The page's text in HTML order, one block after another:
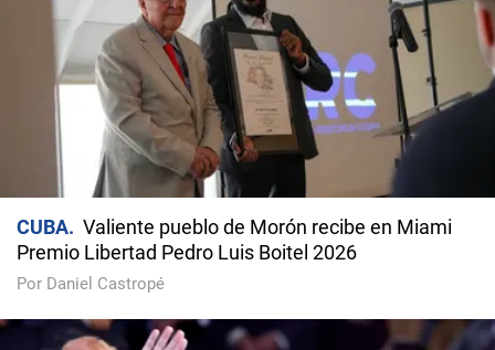
CUBA
Valiente pueblo de Morón recibe en Miami
Premio Libertad Pedro Luis Boitel 2026
Por Daniel Castropé